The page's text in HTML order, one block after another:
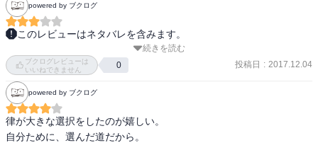
powered by ブクログ
このレビューはネタバレを含みます。
えっと、2人のお父さんは？
いいのか？このエンディングで、って感じ。
るかもなんかなぁ、のままだったし。。。。
スピンオフ、もしくは続編希望の作品になっちゃいました。
続きを読む
ブクログレビューは
いいねできません
0 投稿日 : 2017.12.04
powered by ブクログ
律が大きな選択をしたのが嬉しい。
自分ために、選んだ道だから。